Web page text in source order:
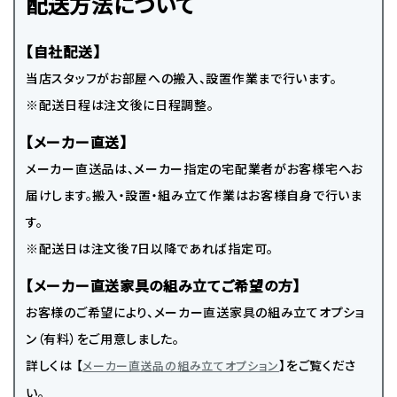
【自社配送】
当店スタッフがお部屋への搬入、設置作業まで行います。
※配送日程は注文後に日程調整。
【メーカー直送】
メーカー直送品は、メーカー指定の宅配業者がお客様宅へお
届けします。搬入・設置・組み立て作業はお客様自身で行いま
す。
※配送日は注文後7日以降であれば指定可。
【メーカー直送家具の組み立てご希望の方】
お客様のご希望により、メーカー直送家具の組み立てオプショ
ン（有料）をご用意しました。
詳しくは 【メーカー直送品の組み立てオプション】をご覧くださ
い。